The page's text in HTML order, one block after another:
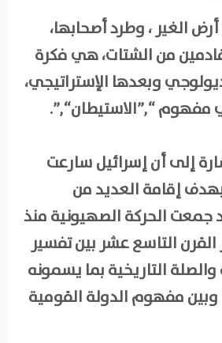
الغير ، وطرد أصحابها،
من الشتات، هي فكرة
وبعدها الإستراتيجي،
“,”الاستيطان“,”.
إلى أن إسرائيل سارعت
إقامة العديد من
جمعت الحركة الصهيونية منذ
التاسع عشر بين تفسير
التاريخية بما يسمونه
وبين مفهوم الدولة القومية